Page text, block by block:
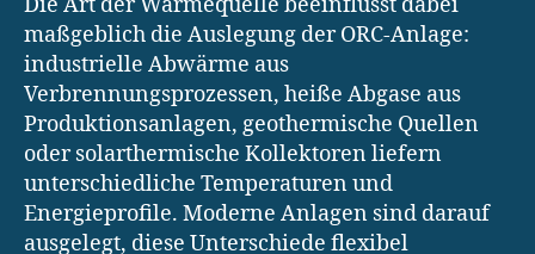
Die Art der Wärmequelle beeinflusst dabei
maßgeblich die Auslegung der ORC-Anlage:
industrielle Abwärme aus
Verbrennungsprozessen, heiße Abgase aus
Produktionsanlagen, geothermische Quellen
oder solarthermische Kollektoren liefern
unterschiedliche Temperaturen und
Energieprofile. Moderne Anlagen sind darauf
ausgelegt, diese Unterschiede flexibel